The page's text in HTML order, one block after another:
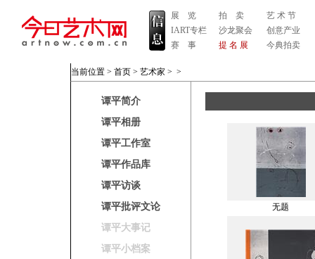
展 览
IART专栏
赛 事
拍 卖
沙龙聚会
提 名 展
艺 术 节
创意产业
今典拍卖
当前位置 > 首页 > 艺术家 > >
谭平简介
谭平相册
谭平工作室
谭平作品库
谭平访谈
谭平批评文论
谭平大事记
谭平小档案
无题